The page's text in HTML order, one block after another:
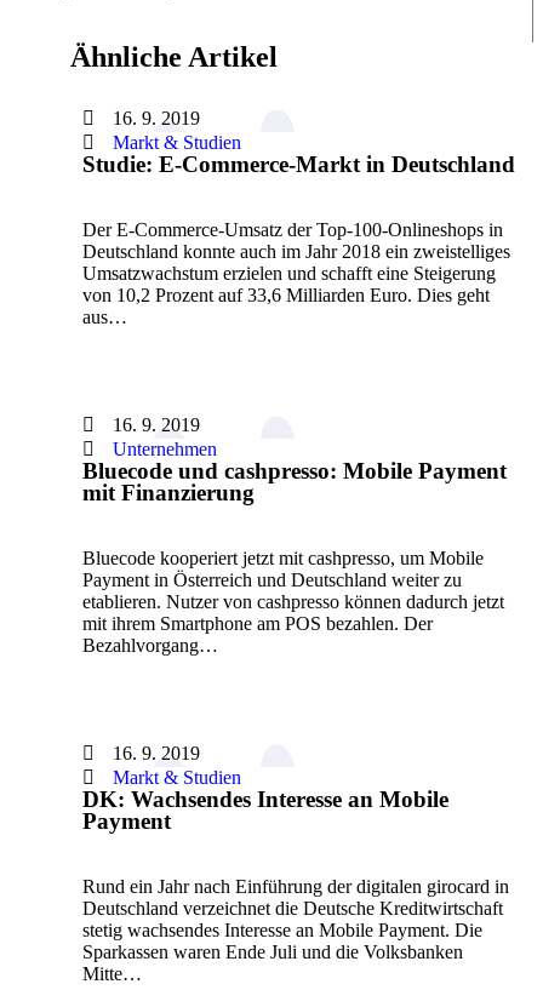
Ähnliche Artikel
16. 9. 2019
Markt & Studien
Studie: E-Commerce-Markt in Deutschland
Der E-Commerce-Umsatz der Top-100-Onlineshops in
Deutschland konnte auch im Jahr 2018 ein zweistelliges
Umsatzwachstum erzielen und schafft eine Steigerung
von 10,2 Prozent auf 33,6 Milliarden Euro. Dies geht
aus…
16. 9. 2019
Unternehmen
Bluecode und cashpresso: Mobile Payment
mit Finanzierung
Bluecode kooperiert jetzt mit cashpresso, um Mobile
Payment in Österreich und Deutschland weiter zu
etablieren. Nutzer von cashpresso können dadurch jetzt
mit ihrem Smartphone am POS bezahlen. Der
Bezahlvorgang…
16. 9. 2019
Markt & Studien
DK: Wachsendes Interesse an Mobile
Payment
Rund ein Jahr nach Einführung der digitalen girocard in
Deutschland verzeichnet die Deutsche Kreditwirtschaft
stetig wachsendes Interesse an Mobile Payment. Die
Sparkassen waren Ende Juli und die Volksbanken
Mitte…